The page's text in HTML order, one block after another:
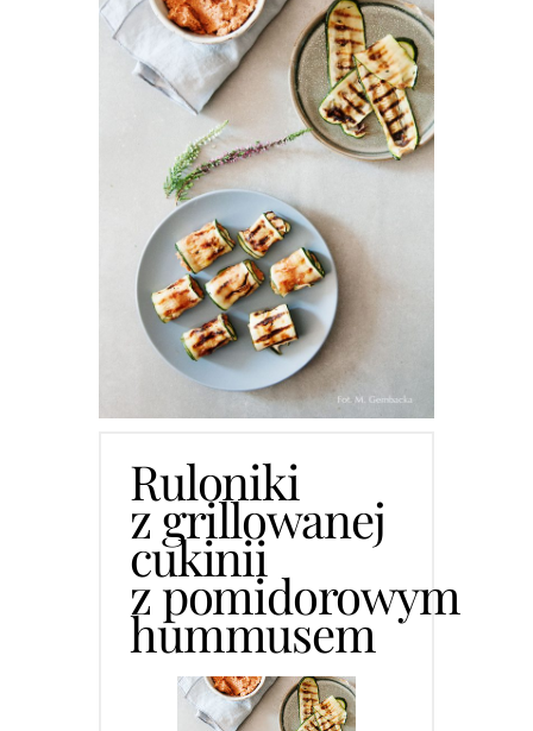
Ruloniki
z grillowanej
cukinii
z pomidorowym
hummusem